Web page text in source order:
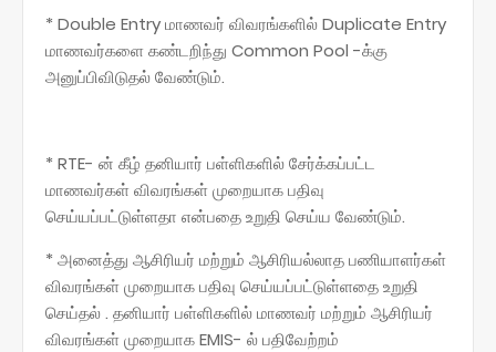
* Double Entry மாணவர் விவரங்களில் Duplicate Entry
மாணவர்களை கண்டறிந்து Common Pool -க்கு
அனுப்பிவிடுதல் வேண்டும்.
* RTE- ன் கீழ் தனியார் பள்ளிகளில் சேர்க்கப்பட்ட
மாணவர்கள் விவரங்கள் முறையாக பதிவு
செய்யப்பட்டுள்ளதா என்பதை உறுதி செய்ய வேண்டும்.
* அனைத்து ஆசிரியர் மற்றும் ஆசிரியல்லாத பணியாளர்கள்
விவரங்கள் முறையாக பதிவு செய்யப்பட்டுள்ளதை உறுதி
செய்தல் . தனியார் பள்ளிகளில் மாணவர் மற்றும் ஆசிரியர்
விவரங்கள் முறையாக EMIS- ல் பதிவேற்றம்